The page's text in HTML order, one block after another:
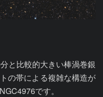
と比較的大きい棒渦巻銀
の帯による複雑な構造が
です。